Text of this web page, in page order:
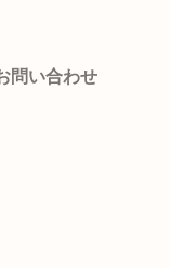
問い合わせ